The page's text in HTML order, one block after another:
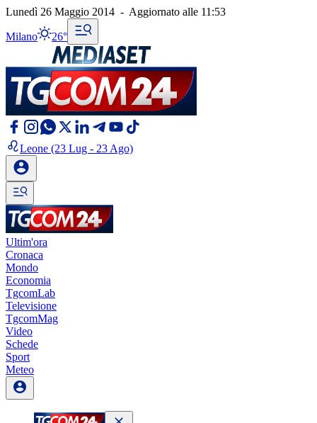
Lunedì 26 Maggio 2014 - Aggiornato alle 11:53
Milano 26°
Leone (23 Lug - 23 Ago)
Ultim'ora
Cronaca
Mondo
Economia
TgcomLab
Televisione
TgcomMag
Video
Schede
Sport
Meteo